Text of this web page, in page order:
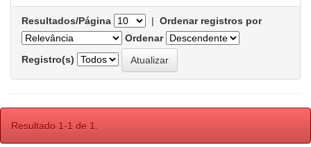
Resultados/Página | Ordenar registros por
Ordenar
Registro(s)
Resultado 1-1 de 1.